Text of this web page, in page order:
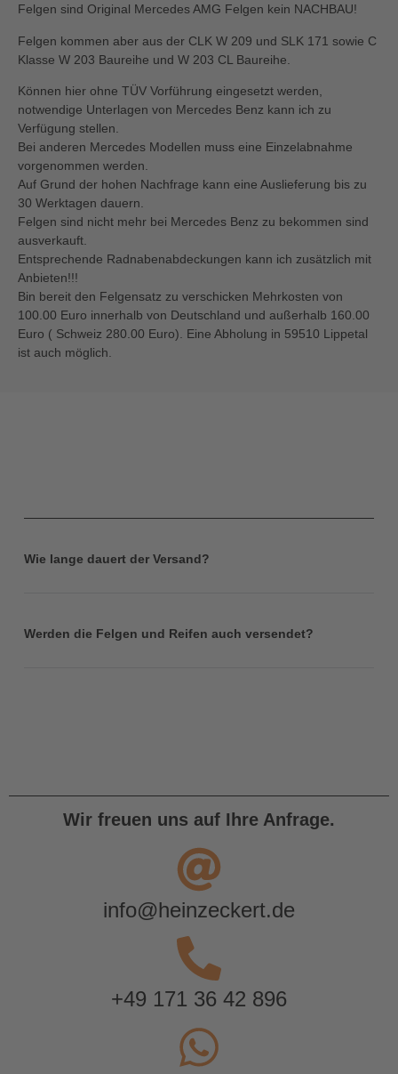
Felgen sind Original Mercedes AMG Felgen kein NACHBAU!
Felgen kommen aber aus der CLK W 209 und SLK 171 sowie C
Klasse W 203 Baureihe und W 203 CL Baureihe.
Können hier ohne TÜV Vorführung eingesetzt werden,
notwendige Unterlagen von Mercedes Benz kann ich zu
Verfügung stellen.
Bei anderen Mercedes Modellen muss eine Einzelabnahme
vorgenommen werden.
Auf Grund der hohen Nachfrage kann eine Auslieferung bis zu
30 Werktagen dauern.
Felgen sind nicht mehr bei Mercedes Benz zu bekommen sind
ausverkauft.
Entsprechende Radnabenabdeckungen kann ich zusätzlich mit
Anbieten!!!
Bin bereit den Felgensatz zu verschicken Mehrkosten von
100.00 Euro innerhalb von Deutschland und außerhalb 160.00
Euro ( Schweiz 280.00 Euro). Eine Abholung in 59510 Lippetal
ist auch möglich.
Wie lange dauert der Versand?
Werden die Felgen und Reifen auch versendet?
Wir freuen uns auf Ihre Anfrage.
info@heinzeckert.de
+49 171 36 42 896